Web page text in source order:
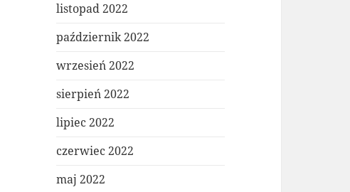
listopad 2022
październik 2022
wrzesień 2022
sierpień 2022
lipiec 2022
czerwiec 2022
maj 2022